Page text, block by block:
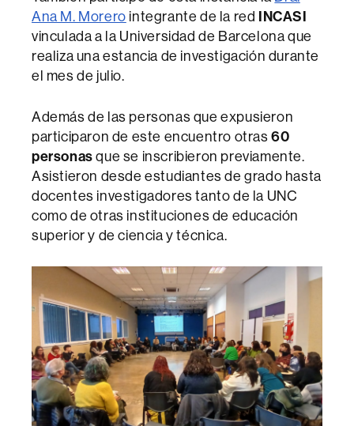
Ana M. Morero integrante de la red INCASI
vinculada a la Universidad de Barcelona que
realiza una estancia de investigación durante
el mes de julio.
Además de las personas que expusieron
participaron de este encuentro otras60
personasque se inscribieron previamente.
Asistieron desde estudiantes de grado hasta
docentes investigadores tanto de la UNC
como de otras instituciones de educación
superior y de ciencia y técnica.